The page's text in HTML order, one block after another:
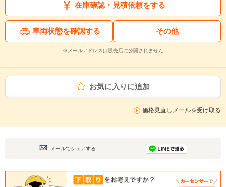
在庫確認・見積依頼をする
車両状態を確認する その他
※メールアドレスは販売店に公開されません
お気に入りに追加
価格見直しメールを受け取る
メールでシェアする